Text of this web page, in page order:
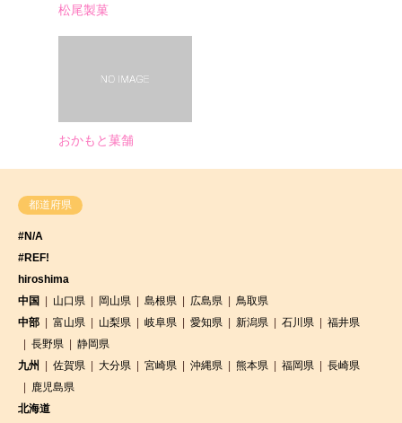
松尾製菓
おかもと菓舗
都道府県
#N/A
#REF!
hiroshima
中国
山口県 岡山県 島根県 広島県
鳥取県
中部
富山県 山梨県 岐阜県 愛知県 新潟県 石川県
福井県
長野県
静岡県
九州
佐賀県 大分県 宮崎県 沖縄県 熊本県 福岡県
長崎県
鹿児島県
北海道